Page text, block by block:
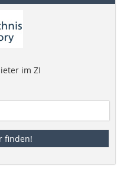
im ZI
finden!